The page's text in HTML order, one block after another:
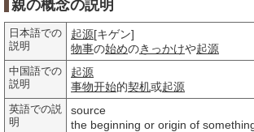
親の概念の説明
日本語での
説明
起源[キゲン]
物事の始めのきっかけや起源
中国語での
説明
起源
事物开始的契机或起源
英語での説
明
source
the beginning or origin of